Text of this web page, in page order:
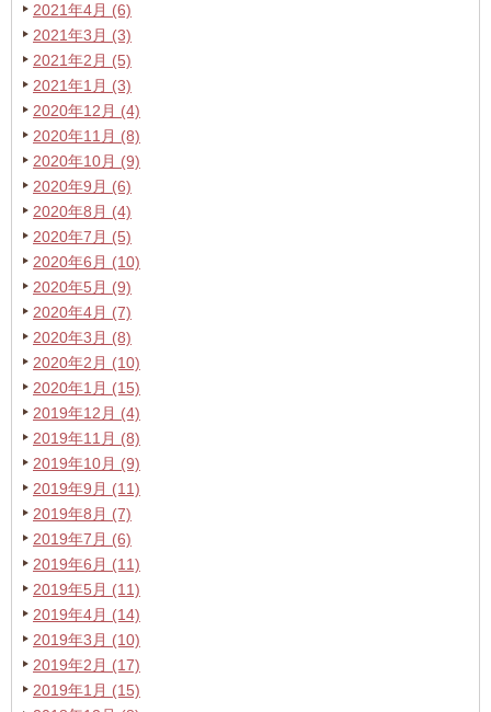
2021年4月 (6)
2021年3月 (3)
2021年2月 (5)
2021年1月 (3)
2020年12月 (4)
2020年11月 (8)
2020年10月 (9)
2020年9月 (6)
2020年8月 (4)
2020年7月 (5)
2020年6月 (10)
2020年5月 (9)
2020年4月 (7)
2020年3月 (8)
2020年2月 (10)
2020年1月 (15)
2019年12月 (4)
2019年11月 (8)
2019年10月 (9)
2019年9月 (11)
2019年8月 (7)
2019年7月 (6)
2019年6月 (11)
2019年5月 (11)
2019年4月 (14)
2019年3月 (10)
2019年2月 (17)
2019年1月 (15)